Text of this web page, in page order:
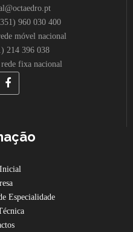
960 030 400
móvel nacional
214 396 038
rede fixa nacional
Especialidade